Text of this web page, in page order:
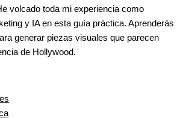
volcado toda mi experiencia como
y IA en esta guía práctica. Aprenderás
generar piezas visuales que parecen
de Hollywood.